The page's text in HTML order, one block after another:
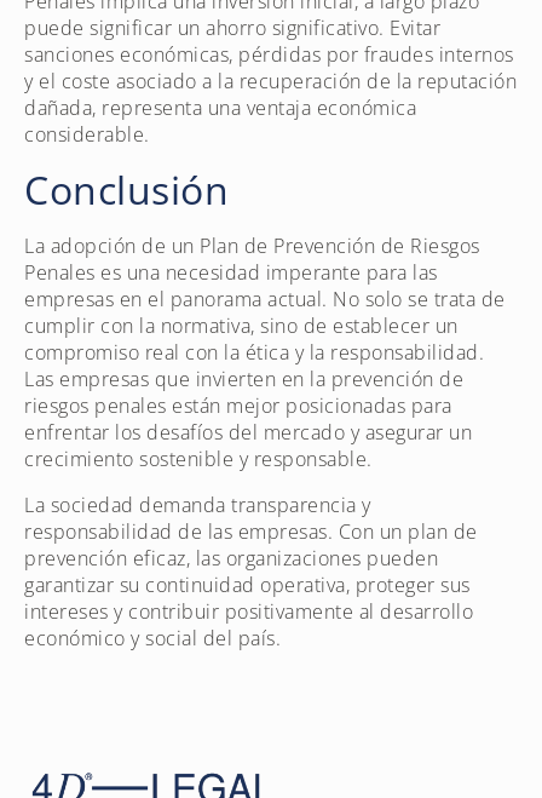
puede significar un ahorro significativo. Evitar
sanciones económicas, pérdidas por fraudes internos
y el coste asociado a la recuperación de la reputación
dañada, representa una ventaja económica
considerable.
Conclusión
La adopción de un Plan de Prevención de Riesgos
Penales es una necesidad imperante para las
empresas en el panorama actual. No solo se trata de
cumplir con la normativa, sino de establecer un
compromiso real con la ética y la responsabilidad.
Las empresas que invierten en la prevención de
riesgos penales están mejor posicionadas para
enfrentar los desafíos del mercado y asegurar un
crecimiento sostenible y responsable.
La sociedad demanda transparencia y
responsabilidad de las empresas. Con un plan de
prevención eficaz, las organizaciones pueden
garantizar su continuidad operativa, proteger sus
intereses y contribuir positivamente al desarrollo
económico y social del país.